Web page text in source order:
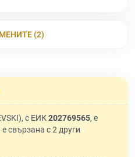
(2)
с ЕИК202769565, е
е свързана с 2 други